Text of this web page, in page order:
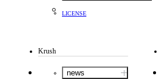
LICENSE
Krush
news